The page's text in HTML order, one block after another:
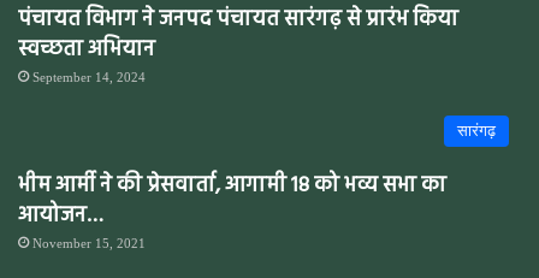
पंचायत विभाग ने जनपद पंचायत सारंगढ़ से प्रारंभ किया
स्वच्छता अभियान
September 14, 2024
सारंगढ़
भीम आर्मी ने की प्रेसवार्ता, आगामी 18 को भव्य सभा का
आयोजन…
November 15, 2021